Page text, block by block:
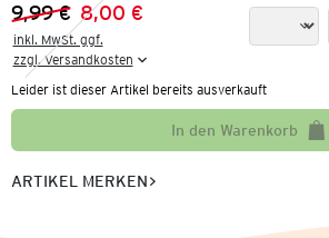
Vorheriger Preis:
9,99 €
Neuer Preis:
8,00 €
inkl. MwSt. ggf.
zzgl. Versandkosten
Leider ist dieser Artikel bereits ausverkauft
In den Warenkorb
ARTIKEL MERKEN